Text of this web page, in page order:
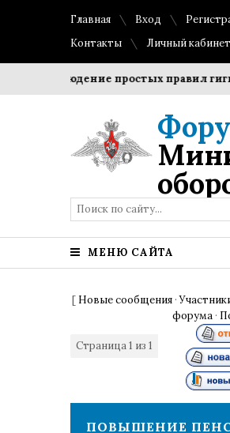
Главная Вход
Контакты
Личный кабинет
Соблюдение простых правил
МЕНЮ САЙТА
[ Новые сообщения ·
форума ·
Страница1 из 1
ПОВЫШЕНИЕ